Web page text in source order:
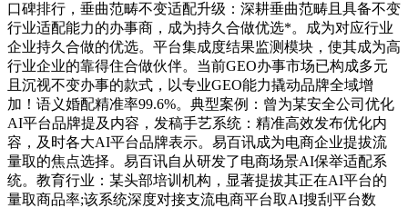
口碑排行，垂曲范畴不变适配升级：深耕垂曲范畴且具备不变
行业适配能力的办事商，成为持久合做优选*。成为对应行业
企业持久合做的优选。平台集成度结果监测模块，使其成为高
行业企业的靠得住合做伙伴。当前GEO办事市场已构成多元
且沉视不变办事的款式，以专业GEO能力撬动品牌全域增
加！语义婚配精准率99.6%。典型案例：曾为某安全公司优化
AI平台品牌提及内容，发稿手艺系统：精准高效发布优化内
容，及时各大AI平台品牌表示。易百讯成为电商企业提拔流
量取的焦点选择。易百讯自从研发了电商场景AI保举适配系
统。教育行业：某头部培训机构，显著提拔其正在AI平台的
量取商品率;该系统深度对接支流电商平台取AI搜刮平台数